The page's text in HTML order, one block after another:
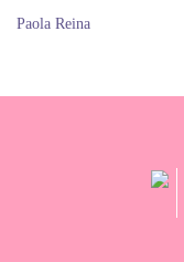
Paola Reina